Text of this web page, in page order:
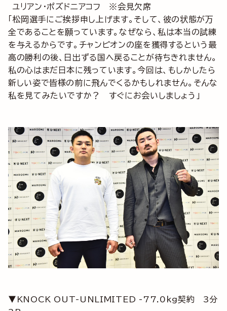
ユリアン・ポズドニアコフ ※会見欠席
「松岡選手にご挨拶申し上げます。そして、彼の状態が万
全であることを願っています。なぜなら、私は本当の試練
を与えるからです。チャンピオンの座を獲得するという最
高の勝利の後、日出ずる国へ戻ることが待ちきれません。
私の心はまだ日本に残っています。今回は、もしかしたら
新しい姿で皆様の前に飛んでくるかもしれません。そんな
私を見てみたいですか？ すぐにお会いしましょう」
▼KNOCK OUT-UNLIMITED -77.0kg契約 3分